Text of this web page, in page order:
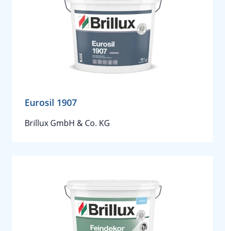
Eurosil 1907
Brillux GmbH & Co. KG